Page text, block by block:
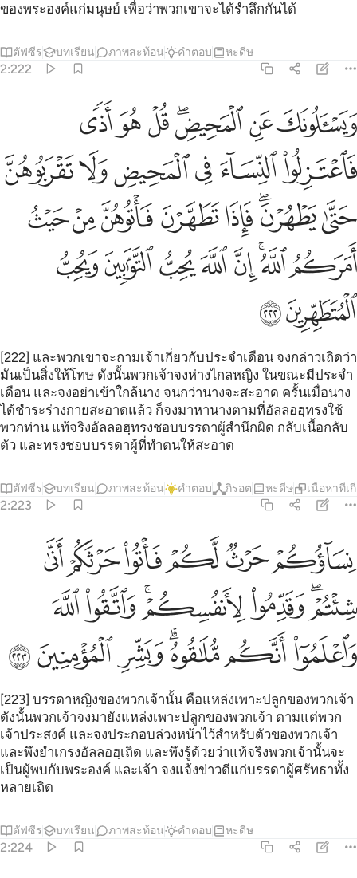
ของพระองค์แก่มนุษย์ เพื่อว่าพวกเขาจะได้รำลึกกันได้
ตัฟซีร บทเรียน ภาพสะท้อน คำตอบ หะดีษ
2:222
ويسالونك عن المحيض قل هو اذى فاعتزلوا النساء في المحيض ولا
وَيَسْـَٔلُونَكَ عَنِ ٱلْمَحِيضِ ۖ قُلْ هُوَ أَذًۭى فَٱعْتَزِلُوا۟ ٱلنِّسَآءَ فِى
ﲐﲑﲒﲓﲔﲕﲖ
ﲗﲘﲙﲚﲛﲜ
ﲝﲞﲟﲠﲡﲢﲣﲤ
ﲥﲦﲧﲨﲩﲪﲫﲬ
ﲭﲮ
[222] และพวกเขาจะถามเจ้าเกี่ยวกับประจำเดือน จงกล่าวเถิดว่า
มันเป็นสิ่งให้โทษ ดังนั้นพวกเจ้าจงห่างไกลหญิง ในขณะมีประจำ
เดือน และจงอย่าเข้าใกล้นาง จนกว่านางจะสะอาด ครั้นเมื่อนาง
ได้ชำระร่างกายสะอาดแล้ว ก็จงมาหานางตามที่อัลลอฮฺทรงใช้
พวกท่าน แท้จริงอัลลอฮฺทรงชอบบรรดาผู้สำนึกผิด กลับเนื้อกลับ
ตัว และทรงชอบบรรดาผู้ที่ทำตนให้สะอาด
ตัฟซีร บทเรียน ภาพสะท้อน คำตอบ กิรอต หะดีษ เนื้อหาที่เ
2:223
نساوكم حرث لكم فاتوا حرثكم انى شيتم وقدموا لانفسكم واتقوا الله
نِسَآؤُكُمْ حَرْثٌۭ لَّكُمْ فَأْتُوا۟ حَرْثَكُمْ أَنَّىٰ شِئْتُمْ ۖ وَقَدِّمُوا۟ لِأَنفُسِكُمْ
ﲯﲰﲱﲲﲳﲴ
ﲵﲶﲷﲸﲹﲺﲻ
ﲼﲽﲾﲿﳀﳁﳂ
[223] บรรดาหญิงของพวกเจ้านั้น คือแหล่งเพาะปลูกของพวกเจ้า
ดังนั้นพวกเจ้าจงมายังแหล่งเพาะปลูกของพวกเจ้า ตามแต่พวก
เจ้าประสงค์ และจงประกอบล่วงหน้าไว้สำหรับตัวของพวกเจ้า
และพึงยำเกรงอัลลอฮฺเถิด และพึงรู้ด้วยว่าแท้จริงพวกเจ้านั้นจะ
เป็นผู้พบกับพระองค์ และเจ้า จงแจ้งข่าวดีแก่บรรดาผู้ศรัทธาทั้ง
หลายเถิด
ตัฟซีร บทเรียน ภาพสะท้อน คำตอบ หะดีษ
2:224